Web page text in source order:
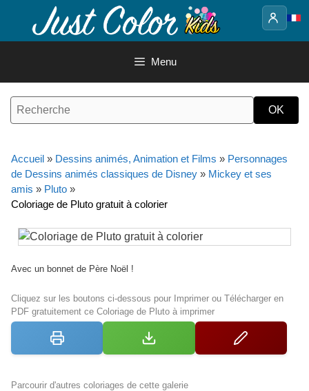
contenu
Menu
Accueil » Dessins animés, Animation et Films » Personnages
de Dessins animés classiques de Disney » Mickey et ses
amis » Pluto »
Coloriage de Pluto gratuit à colorier
Avec un bonnet de Père Noël !
Cliquez sur les boutons ci-dessous pour Imprimer ou Télécharger en
PDF gratuitement ce Coloriage de Pluto à imprimer
Parcourir d'autres coloriages de cette galerie